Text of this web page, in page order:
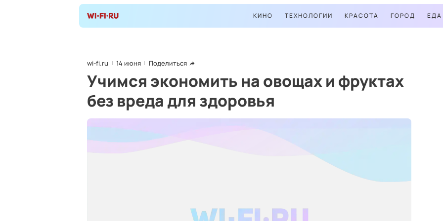
КИНО ТЕХНОЛОГИИ КРАСОТА ГОРОД ЕДА
wi-fi.ru 14 июня Поделиться
Учимся экономить на овощах и фруктах
без вреда для здоровья